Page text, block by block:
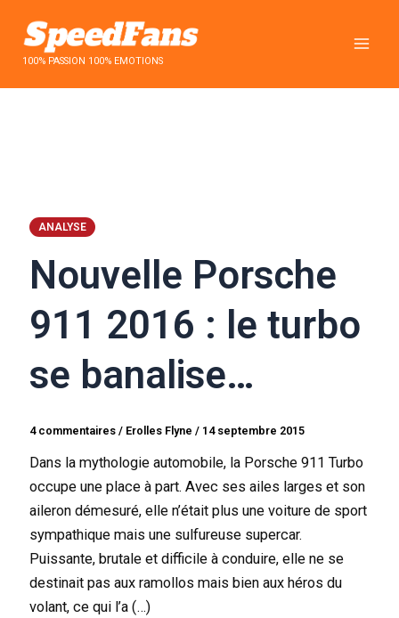
contenu100% PASSION 100% EMOTIONS
ANALYSE
Nouvelle Porsche
911 2016 : le turbo
se banalise…
4 commentaires / Erolles Flyne/ 14 septembre 2015
Dans la mythologie automobile, la Porsche 911 Turbo
occupe une place à part. Avec ses ailes larges et son
aileron démesuré, elle n’était plus une voiture de sport
sympathique mais une sulfureuse supercar.
Puissante, brutale et difficile à conduire, elle ne se
destinait pas aux ramollos mais bien aux héros du
volant, ce qui l’a (…)